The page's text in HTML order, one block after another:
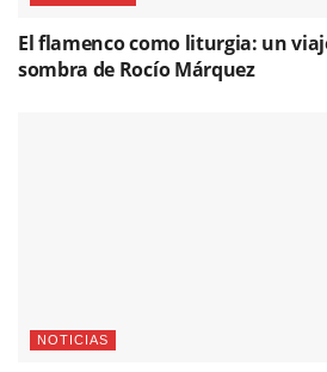
El flamenco como liturgia: un
sombra de Rocío Márquez
NOTICIAS